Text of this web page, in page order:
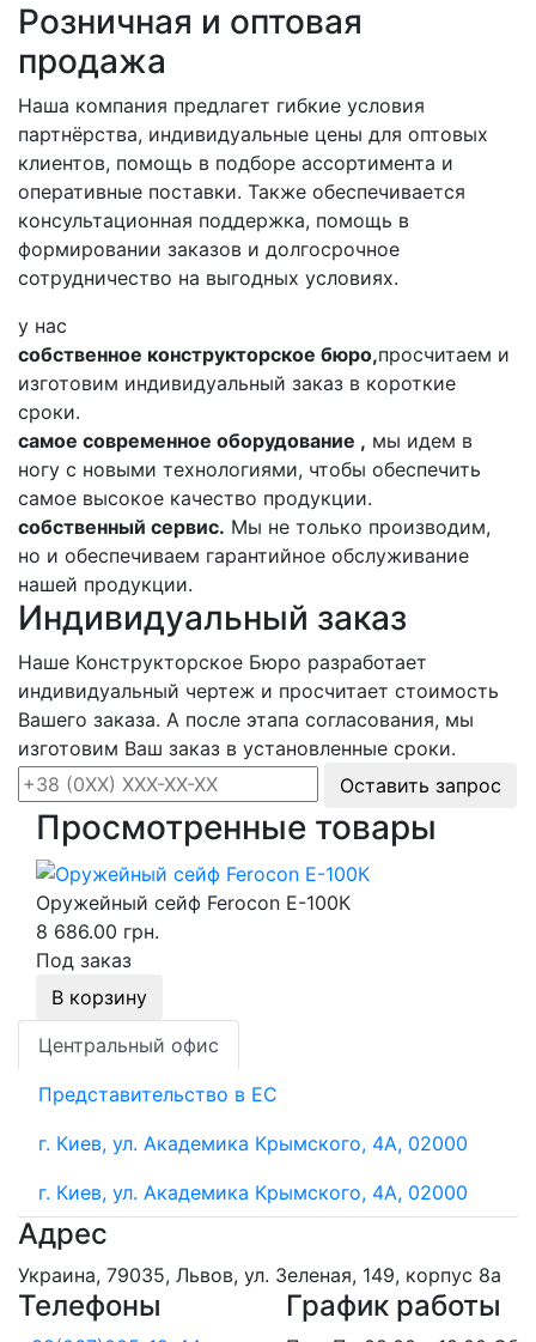
Розничная и оптовая
продажа
Наша компания предлагет гибкие условия
партнёрства, индивидуальные цены для оптовых
клиентов, помощь в подборе ассортимента и
оперативные поставки. Также обеспечивается
консультационная поддержка, помощь в
формировании заказов и долгосрочное
сотрудничество на выгодных условиях.
у нас
собственное конструкторское бюро,просчитаем и
изготовим индивидуальный заказ в короткие
сроки.
самое современное оборудование , мы идем в
ногу с новыми технологиями, чтобы обеспечить
самое высокое качество продукции.
собственный сервис. Мы не только производим,
но и обеспечиваем гарантийное обслуживание
нашей продукции.
Индивидуальный заказ
Наше Конструкторское Бюро разработает
индивидуальный чертеж и просчитает стоимость
Вашего заказа. А после этапа согласования, мы
изготовим Ваш заказ в установленные сроки.
Оставить запрос
Просмотренные товары
Оружейный сейф Ferocon Е-100К
8 686.00 грн.
Под заказ
В корзину
Центральный офис
Представительство в ЕС
г. Киев, ул. Академика Крымского, 4А, 02000
г. Киев, ул. Академика Крымского, 4А, 02000
Адрес
Украина, 79035, Львов, ул. Зеленая, 149, корпус 8а
Телефоны График работы